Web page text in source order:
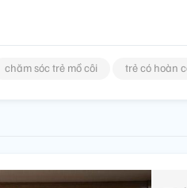
chăm sóc trẻ mồ côi trẻ có hoàn